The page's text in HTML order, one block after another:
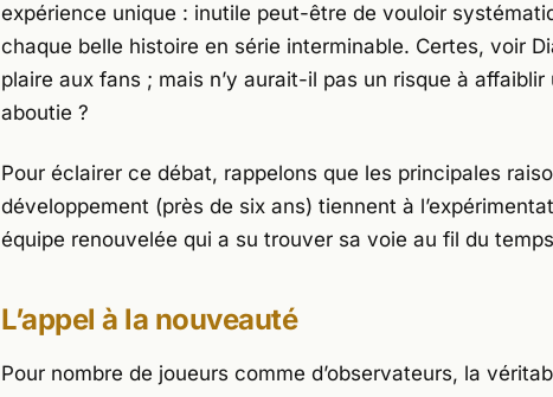
expérience unique : inutile peut-être de vouloir
chaque belle histoire en série interminable. Certes, voir
plaire aux fans ; mais n’y aurait-il pas un risque à affaiblir
aboutie ?
Pour éclairer ce débat, rappelons que les principales
développement (près de six ans) tiennent à
équipe renouvelée qui a su trouver sa voie au fil du
L’appel à la nouveauté
Pour nombre de joueurs comme d’observateurs, la